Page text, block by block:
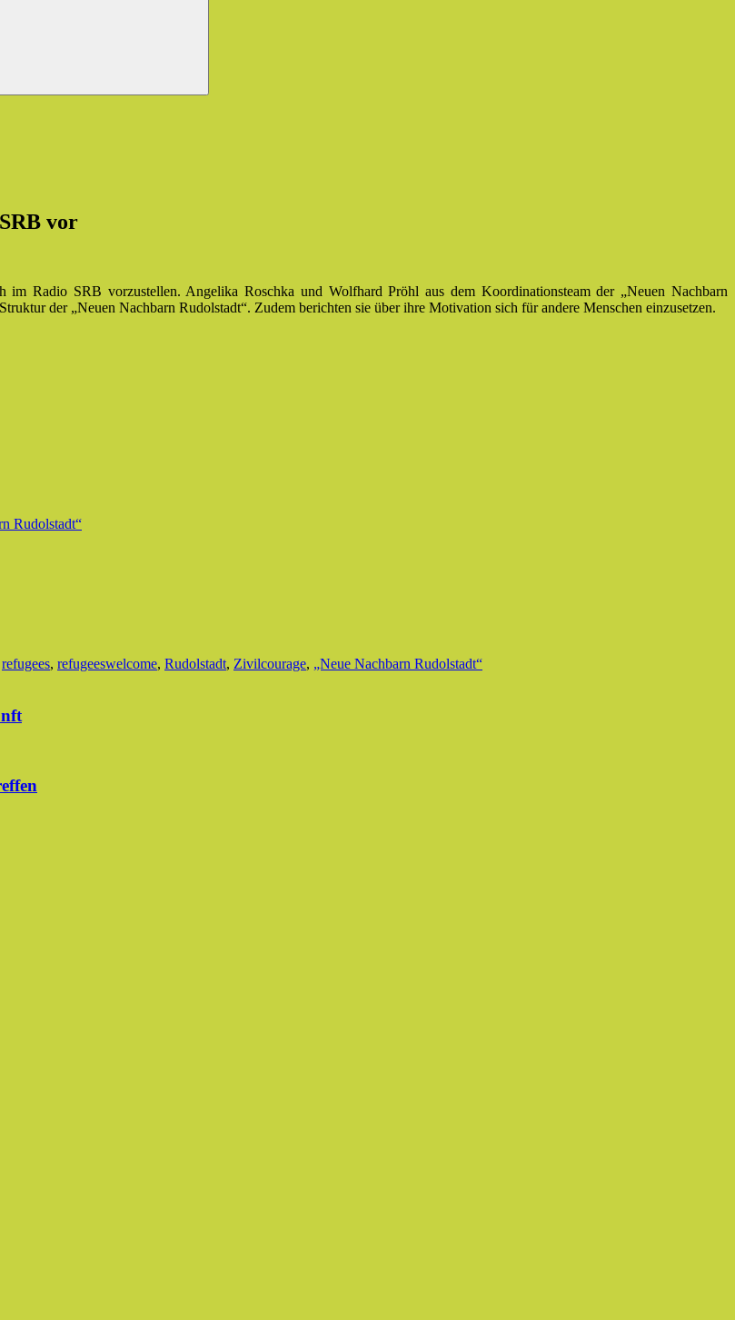
vor
Radio SRB vorzustellen. Angelika Roschka und Wolfhard Pröhl aus dem Koordinationsteam der „Neuen Nachbarn
der „Neuen Nachbarn Rudolstadt“. Zudem berichten sie über ihre Motivation sich für andere Menschen einzusetzen.
Rudolstadt“
refugees, refugeeswelcome, Rudolstadt, Zivilcourage, „Neue Nachbarn Rudolstadt“